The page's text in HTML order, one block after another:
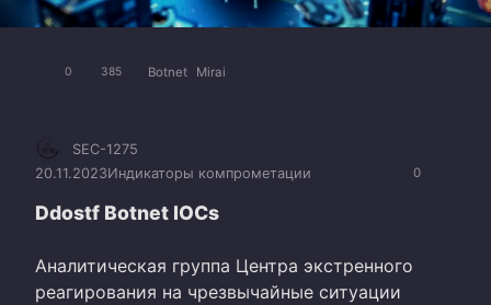
0 385 Botnet Mirai
0
SEC-1275
20.11.2023Индикаторы компрометации
Ddostf Botnet IOCs
Аналитическая группа Центра экстренного
реагирования на чрезвычайные ситуации